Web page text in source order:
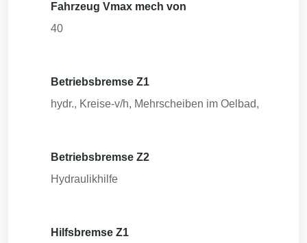
Fahrzeug Vmax mech von
40
Betriebsbremse Z1
hydr., Kreise-v/h, Mehrscheiben im Oelbad,
Betriebsbremse Z2
Hydraulikhilfe
Hilfsbremse Z1